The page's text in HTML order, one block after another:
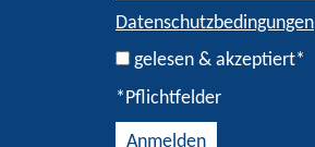
Datenschutzbedingungen
gelesen & akzeptiert*
*Pflichtfelder